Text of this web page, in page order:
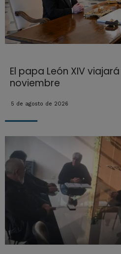
El papa León XIV
noviembre
5 de agosto de 2026